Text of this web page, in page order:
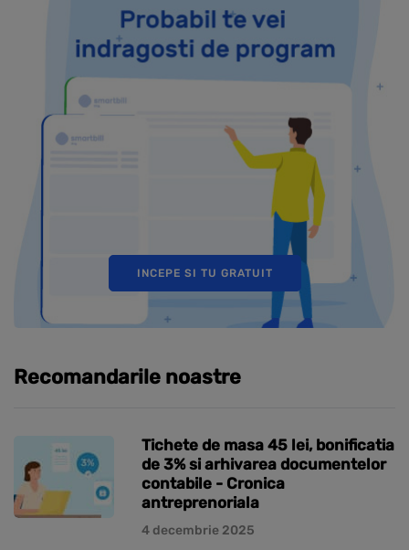
INCEPE SI TU GRATUIT
Recomandarile noastre
Tichete de masa 45 lei, bonificatia
de 3% si arhivarea documentelor
contabile - Cronica
antreprenoriala
4 decembrie 2025